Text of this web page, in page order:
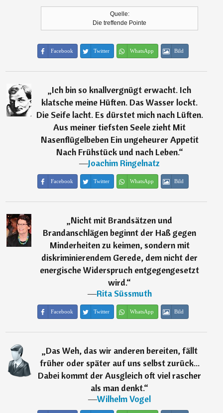
Quelle:
Die treffende Pointe
Facebook Twitter WhatsApp Bild
„Ich bin so knallvergnügt erwacht. Ich
klatsche meine Hüften. Das Wasser lockt.
Die Seife lacht. Es dürstet mich nach Lüften.
Aus meiner tiefsten Seele zieht Mit
Nasenflügelbeben Ein ungeheurer Appetit
Nach Frühstück und nach Leben.“
―Joachim Ringelnatz
Facebook Twitter WhatsApp Bild
„Nicht mit Brandsätzen und
Brandanschlägen beginnt der Haß gegen
Minderheiten zu keimen, sondern mit
diskriminierendem Gerede, dem nicht der
energische Widerspruch entgegengesetzt
wird.“
―Rita Süssmuth
Facebook Twitter WhatsApp Bild
„Das Weh, das wir anderen bereiten, fällt
früher oder später auf uns selbst zurück...
Dabei kommt der Ausgleich oft viel rascher
als man denkt.“
―Wilhelm Vogel